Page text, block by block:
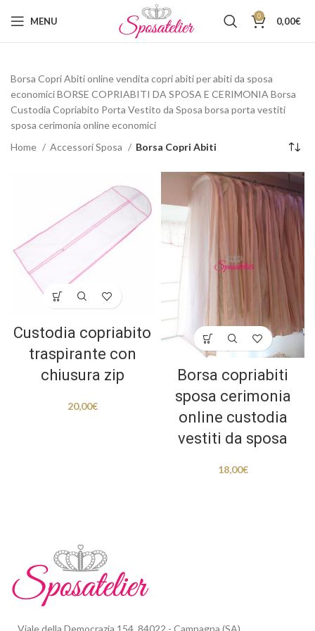
MENU 0 0,00€
Borsa Copri Abiti online vendita copri abiti per abiti da sposa
economici BORSE COPRIABITI DA SPOSA E CERIMONIA Borsa
Custodia Copriabito Porta Vestito da Sposa borsa porta vestiti
sposa cerimonia online economici
Home
Accessori Sposa Borsa Copri Abiti
Custodia copriabito
traspirante con
chiusura zip
20,00€
Borsa copriabiti
sposa cerimonia
online custodia
vestiti da sposa
18,00€
Viale della Democrazia 154, 84022 - Campagna (SA)